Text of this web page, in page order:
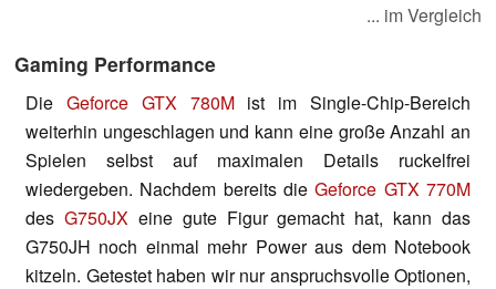
... im Vergleich
Gaming Performance
Die Geforce GTX 780Mist im Single-Chip-Bereich
weiterhin ungeschlagen und kann eine große Anzahl an
Spielen selbst auf maximalen Details ruckelfrei
wiedergeben. Nachdem bereits dieGeforce GTX 770M
des G750JXeine gute Figur gemacht hat, kann das
G750JH noch einmal mehr Power aus dem Notebook
kitzeln. Getestet haben wir nur anspruchsvolle Optionen,